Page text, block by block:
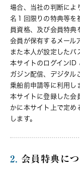
場合、当社の判断によ
名１回限りの特典等を
員資格、及び会員特典
会員が保有するメール
また本人が設定したパ
本サイトのログインID
ガジン配信、デジタル
乗船前申請等に利用し
本サイトに登録した会
かに本サイト上で定め
します。
2. 会員特典に